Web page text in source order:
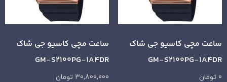
ساعت مچی کاسیو جی شاک
GM-S2100PG-1A4DR
0 تومان
ساعت مچی کاسیو جی شاک
GM-S2100PG-1A4DR
30,800,000 تومان